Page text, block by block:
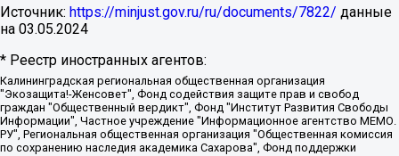
Источник: https://minjust.gov.ru/ru/documents/7822/ данные
на 03.05.2024
* Реестр иностранных агентов:
Калининградская региональная общественная организация "Экозащита!-Женсовет", Фонд содействия защите прав и свобод граждан "Общественный вердикт", Фонд "Институт Развития Свободы Информации", Частное учреждение "Информационное агентство МЕМО. РУ", Региональная общественная организация "Общественная комиссия по сохранению наследия академика Сахарова", Фонд поддержки свободы прессы, Санкт-Петербургская общественная правозащитная организация "Гражданский контроль", Межрегиональная общественная организация "Информационно-просветительский центр "Мемориал", Региональный Фонд "Центр Защиты Прав Средств Массовой Информации", с 05.12.2023 Фонд "Центр Защиты Прав Средств массовой информации", Региональная общественная благотворительная организация помощи беженцам и мигрантам "Гражданское содействие", Негосударственное образовательное учреждение дополнительного профессионального образования (повышение квалификации) специалистов "АКАДЕМИЯ ПО ПРАВАМ ЧЕЛОВЕКА", Свердловская региональная общественная организация "Сутяжник", Автономная некоммерческая организация "Центр независимых социологических исследований", Союз общественных объединений "Российский исследовательский центр по правам человека", Региональное общественное учреждение научно-информационный центр "МЕМОРИАЛ", Некоммерческая организация "Фонд защиты гласности", Автономная некоммерческая организация "Институт прав человека", Городская общественная организация "Екатеринбургское общество "МЕМОРИАЛ", Городская общественная организация "Рязанское историко-просветительское и правозащитное общество "Мемориал" (Рязанский Мемориал), Челябинский региональный орган общественной самодеятельности – женское общественное объединение "Женщины Евразии", Челябинский региональный орган общественной самодеятельности "Уральская правозащитная группа", Фонд содействия защите здоровья и социальной справедливости имени Андрея Рылькова, Автономная Некоммерческая Организация "Аналитический Центр Юрия Левады", Автономная некоммерческая организация социальной поддержки населения "Проект Апрель", Региональная общественная организация помощи женщинам и детям, находящимся в кризисной ситуации "Информационно-методический центр "Анна", Фонд содействия развитию массовых коммуникаций и правовому просвещению "Так-так-Так", Фонд содействия устойчивому развитию "Серебряная тайга", Свердловский региональный общественный фонд социальных проектов "Новое время", "Idel.Реалии", Кавказ.Реалии, Крым.Реалии, Телеканал Настоящее Время, Татаро-башкирская служба Радио Свобода (Azatliq Radiosi), Радио Свободная Европа/Радио Свобода (PCE/PC), "Сибирь.Реалии", "Фактограф", Благотворительный фонд помощи осужденным и их семьям, Автономная некоммерческая организация "Институт глобализации и социальных движений", Фонд "В защиту прав заключенных", Частное учреждение "Центр поддержки и содействия развитию средств массовой информации", Пензенский региональный общественный благотворительный фонд "Гражданский союз", "Север.Реалии", Некоммерческая организация Фонд "Правовая инициатива", Общество с ограниченной ответственностью "Радио Свободная Европа/Радио Свобода", Чешское информационное агентство "MEDIUM-ORIENT", Красноярская региональная общественная организация "Мы против СПИДа", Камалягин Денис Николаевич, Маркелов Сергей Евгеньевич, Пономарев Лев Александрович, Савицкая Людмила Алексеевна, Автономная некоммерческая организация "Центр по работе с проблемой насилия "НАСИЛИЮ.НЕТ", Межрегиональный профессиональный союз работников здравоохранения "Альянс врачей", Юридическое лицо, зарегистрированное в Латвийской Республике, SIA "Medusa Project" (регистрационный номер 40103797863, дата регистрации 10.06.2014), Некоммерческая организация "Фонд по борьбе с коррупцией", Автономная некоммерческая организация "Институт права и публичной политики", Баданин Роман Сергеевич, Гликин Максим Александрович, Железнова Мария Михайловна, Лукьянова Юлия Сергеевна, Маетная Елизавета Витальевна, Маняхин Петр Борисович, Чуракова Ольга Владимировна, Ярош Юлия Петровна, Юридическое лицо "The Insider SIA", зарегистрированное в Риге, Латвийская Республика (дата регистрации 26.06.2015), являющееся администратором доменного имени интернет-издания "The Insider SIA", https://theins.ru, Постернак Алексей Евгеньевич, Рубин Михаил Аркадьевич, Анин Роман Александрович, Юридическое лицо Istories fonds, зарегистрированное в Латвийской Республике (регистрационный номер 50008295751, дата регистрации 24.02.2020), Великовский Дмитрий Александрович, Долинина Ирина Николаевна, Мароховская Алеся Алексеевна, Шлейнов Роман Юрьевич, Шмагун Олеся Валентиновна, Общество с ограниченной ответственностью "Альтаир 2021", Общество с ограниченной ответственностью "Вега 2021", Общество с ограниченной ответственностью "Главный редактор 2021", Общество с ограниченной ответственностью "Ромашки монолит", Важенков Артем Валерьевич, Ивановская областная общественная организация "Центр гендерных исследований", Гурман Юрий Альбертович, Медиапроект "ОВД-Инфо", Егоров Владимир Владимирович, Жилинский Владимир Александрович, Общество с ограниченной ответственностью "ЗП", Иванова София Юрьевна, Карезина Инна Павловна, Кильтау Екатерина Викторовна, Петров Алексей Викторович, Пискунов Сергей Евгеньевич, Смирнов Сергей Сергеевич, Тихонов Михаил Сергеевич, Общество с ограниченной ответственностью "ЖУРНАЛИСТ-ИНОСТРАННЫЙ АГЕНТ", Арапова Галина Юрьевна, Вольтская Татьяна Анатольевна, Американская компания "Mason G.E.S. Anonymous Foundation" (США), являющаяся владельцем интернет-издания https://mnews.world/, Компания "Stichting Bellingcat", зарегистрированная в Нидерландах (дата регистрации 11.07.2018), Захаров Андрей Вячеславович, Клепиковская Екатерина Дмитриевна, Общество с ограниченной ответственностью "МЕМО", Перл Роман Александрович, Симонов Евгений Алексеевич, Соловьева Елена Анатольевна, Сотников Даниил Владимирович, Сурначева Елизавета Дмитриевна, Автономная некоммерческая организация по защите прав человека и информированию населения "Якутия – Наше Мнение", Общество с ограниченной ответственностью "Москоу диджитал медиа", с 26.01.2023 Общество с ограниченной ответственностью "Чайка Белые сады", Ветошкина Валерия Валерьевна, Заговора Максим Александрович, Межрегиональное общественное движение "Российская ЛГБТ - сеть", Оленичев Максим Владимирович, Павлов Иван Юрьевич, Скворцова Елена Сергеевна, Общество с ограниченной ответственностью "Как бы инагент", Кочетков Игорь Викторович, Общество с ограниченной ответственностью "Честные выборы", Еланчик Олег Александрович, Общество с ограниченной ответственностью "Нобелевский призыв", Гималова Регина Эмилевна, Григорьев Андрей Валерьевич, Григорьева Алина Александровна, Ассоциация по содействию защите прав призывников, альтернативнослужащих и военнослужащих "Правозащитная группа "Гражданин.Армия.Право", Хисамова Регина Фаритовна, Автономная некоммерческая организация по реализации социально-правовых программ "Лилит", Дальневосточное общественное движение "Маяк", Санкт-Петербургская ЛГБТ-инициативная группа "Выход", Инициативная группа ЛГБТ+ "Реверс", Алексеев Андрей Викторович, Бекбулатова Таисия Львовна, Беляев Иван Михайлович, Владыкина Елена Сергеевна, Гельман Марат Александрович, Никульшина Вероника Юрьевна, Толоконникова Надежда Андреевна, Шендерович Виктор Анатольевич, Общество с ограниченной ответственностью "Данное сообщение", Общество с ограниченной ответственностью Издательский дом "Новая глава", Айнбиндер Александра Александровна, Московский комьюнити-центр для ЛГБТ+инициатив, Благотворительный фонд развития филантропии, Deutsche Welle (Германия, Kurt-Schumacher-Strasse 3, 53113 Bonn), Борзунова Мария Михайловна, Воробьев Виктор Викторович, Голубева Анна Львовна, Константинова Алла Михайловна, Малкова Ирина Владимировна, Мурадов Мурад Абдулгалимович, Осетинская Елизавета Николаевна, Понасенков Евгений Николаевич, Ганапольский Матвей Юрьевич, Киселев Евгений Алексеевич, Борухович Ирина Григорьевна, Дремин Иван Тимофеевич, Дубровский Дмитрий Викторович, Красноярская региональная общественная организация поддержки и развития альтернативных образовательных технологий и межкультурных коммуникаций "ИНТЕРРА", Маяковская Екатерина Алексеевна, Фейгин Марк Захарович, Филимонов Андрей Викторович, Дзугкоева Регина Николаевна, Доброхотов Роман Александрович, Дудь Юрий Александрович, Елкин Сергей Владимирович, Кругликов Кирилл Игоревич, Сабунаева Мария Леонидовна, Семенов Алексей Владимирович, Шаинян Карен Багратович, Шульман Екатерина Михайловна, Асафьев Артур Валерьевич, Вахштайн Виктор Семенович, Венедиктов Алексей Алексеевич, Лушникова Екатерина Евгеньевна, Волков Леонид Михайлович, Невзоров Александр Глебович, Пархоменко Сергей Борисович, Сироткин Ярослав Николаевич, Кара-Мурза Владимир Владимирович, Баранова Наталья Владимировна, Гозман Леонид Яковлевич, Кагарлицкий Борис Юльевич, Климарев Михаил Валерьевич, Милов Владимир Станиславович, Автономная некоммерческая организация Краснодарский центр современного искусства "Типография", Моргенштерн Алишер Тагирович, Соболь Любовь Эдуардовна, Общество с ограниченной ответственностью "ЛИЗА НОРМ", Каспаров Гарри Кимович, Ходорковский Михаил Борисович, Общество с ограниченной ответственностью "Апрельские тезисы", Данилович Ирина Брониславовна, Кашин Олег Владимирович, Петров Николай Владимирович, Пивоваров Алексей Владимирович, Соколов Михаил Владимирович, Цветкова Юлия Владимировна, Чичваркин Евгений Александрович, Комитет против пыток/Команда против пыток, Общество с ограниченной ответственностью "Первый научный", Общество с ограниченной ответственностью "Вертолет и ко", Белоцерковская Вероника Борисовна, Кац Максим Евгеньевич, Лазарева Татьяна Юрьевна, Шаведдинов Руслан Табризович, Яшин Илья Валерьевич, Общество с ограниченной ответственностью "Иноагент ААВ", Алешковский Дмитрий Петрович, Альбац Евгения Марковна, Быков Дмитрий Львович, Галямина Юлия Евгеньевна, Лойко Сергей Леонидович, Мартынов Кирилл Константинович, Медведев Сергей Александрович, Крашенинников Федор Геннадиевич, Гордеева Катерина Вл